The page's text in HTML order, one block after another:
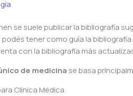
se suele publicar la bibliografía
tener como guía la
con la bibliografía más
de medicina se basa
Clínica Médica